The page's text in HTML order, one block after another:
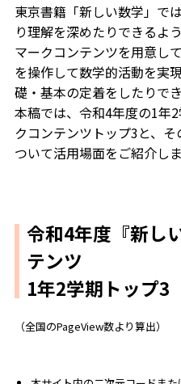
東京書籍「新しい数学」で
り理解を深めたりできるよ
マークコンテンツを用意し
を操作して数学的活動を実
礎・基本の定着をしたりで
本稿では、令和4年度の1年
クコンテンツトップ3と、
ついて活用場面をご紹介しま
令和4年度『新し
テンツ
1年2学期トップ3
（全国のPageView数より算出）